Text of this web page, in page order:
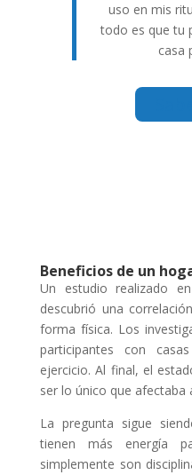
uso en mis
todo es que tu
casa
Beneficios de un
Un estudio realizado
descubrió una
forma física. Los
participantes con
ejercicio. Al final, el
ser lo único que afectaba
La pregunta sigue
tienen más energía
simplemente son